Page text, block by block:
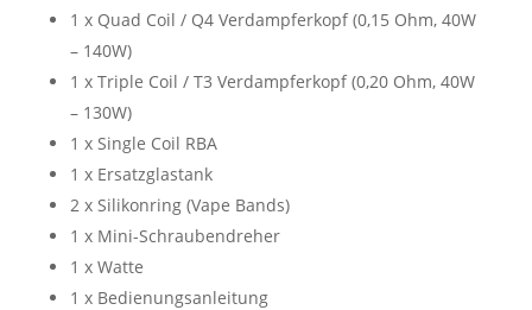
1 x Quad Coil / Q4 Verdampferkopf (0,15 Ohm, 40W
– 140W)
1 x Triple Coil / T3 Verdampferkopf (0,20 Ohm, 40W
– 130W)
1 x Single Coil RBA
1 x Ersatzglastank
2 x Silikonring (Vape Bands)
1 x Mini-Schraubendreher
1 x Watte
1 x Bedienungsanleitung